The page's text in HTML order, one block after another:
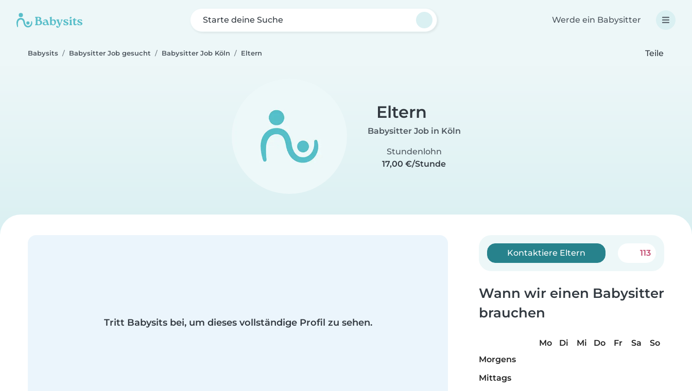
Starte deine Suche Werde ein Babysitter
Babysits Babysitter Job gesucht Babysitter Job Köln Eltern Teile
Eltern
Babysitter Job in Köln
Stundenlohn
17,00 €/Stunde
Tritt Babysits bei, um dieses vollständige Profil zu sehen.
Kontaktiere Eltern 113
Wann wir einen Babysitter
brauchen
Mo Di Mi Do Fr Sa
So
Morgens
Mittags